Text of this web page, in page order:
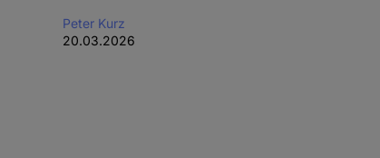
Peter Kurz
20.03.2026